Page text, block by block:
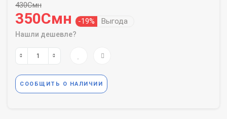
430Смн
350Смн -19% Выгода
Нашли дешевле?
СООБЩИТЬ О НАЛИЧИИ